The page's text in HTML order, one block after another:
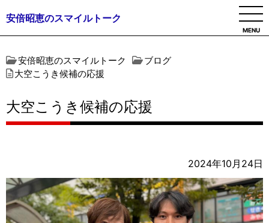
安倍昭恵のスマイルトーク
MENU
安倍昭恵のスマイルトーク
ブログ
大空こうき候補の応援
大空こうき候補の応援
2024年10月24日